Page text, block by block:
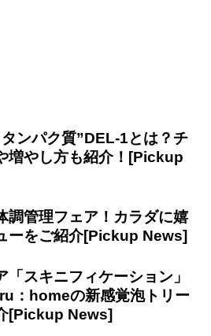
ンパク質”DEL-1とは？チ
増やし方も紹介！
調管理フェア！カラダに嬉
ーをご紹介
「スキニフィケーション」
：homeの新感覚泡トリー